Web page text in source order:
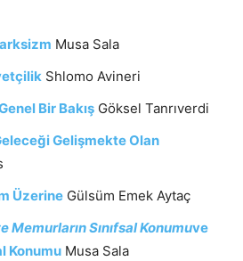
Musa Sala
Shlomo Avineri
Bir Bakış Göksel Tanrıverdi
Gelişmekte Olan
Üzerine Gülsüm Emek Aytaç
Memurların Sınıfsal Konumuve
Konumu Musa Sala